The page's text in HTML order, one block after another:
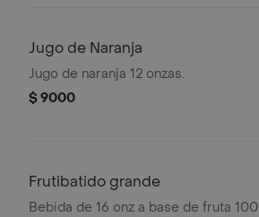
Jugo de Naranja
Jugo de naranja 12 onzas.
$ 9000
Frutibatido grande
Bebida de 16 onz a base de fruta 100